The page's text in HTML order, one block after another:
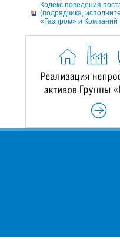
Кодекс поведения
(подрядчика,
«Газпром» и Компаний